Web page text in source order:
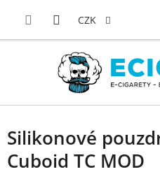
CZK
Silikonové
Cuboid TC MOD